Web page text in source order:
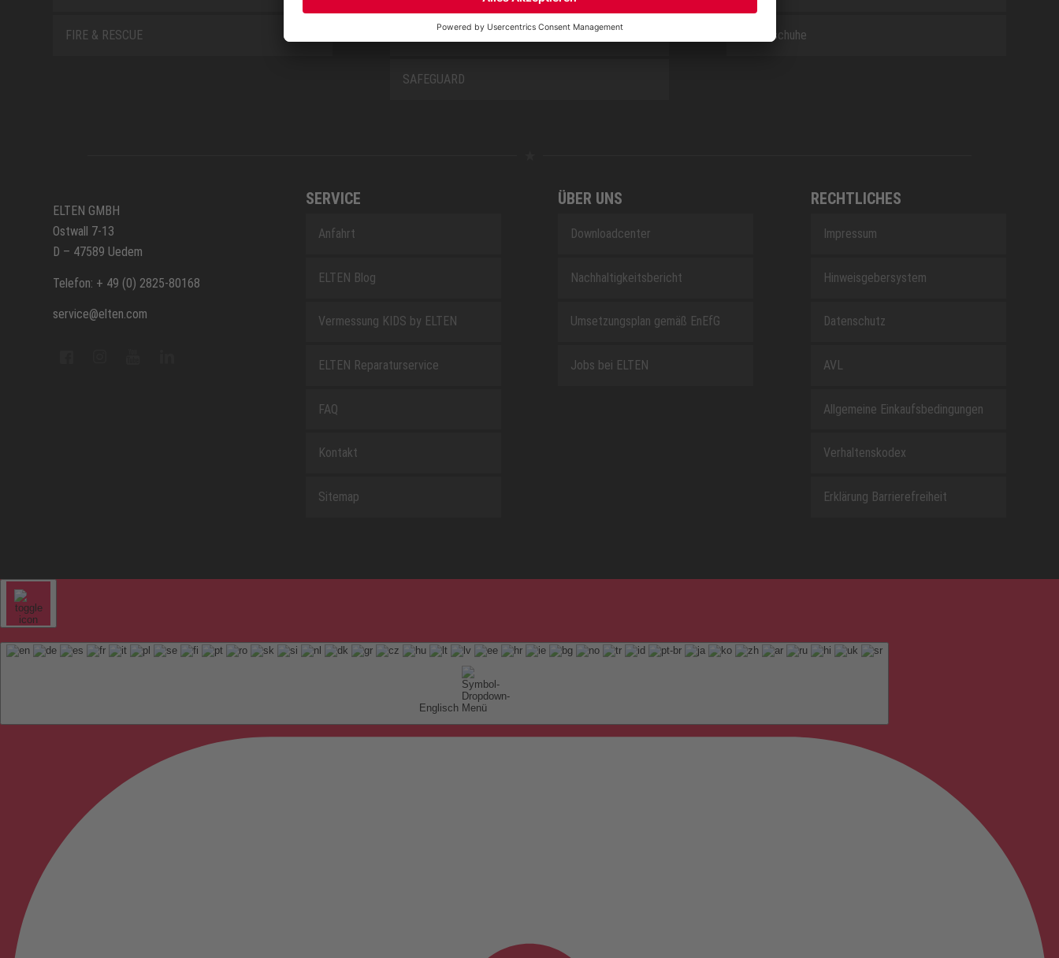
FIRE & RESCUE
SAFEGUARD
Berufsschuhe
ELTEN GMBH
Ostwall 7-13
D – 47589 Uedem
Telefon: + 49 (0) 2825-80168
service@elten.com
SERVICE
Anfahrt
ELTEN Blog
Vermessung KIDS by ELTEN
ELTEN Reparaturservice
FAQ
Kontakt
Sitemap
ÜBER UNS
Downloadcenter
Nachhaltigkeitsbericht
Umsetzungsplan gemäß EnEfG
Jobs bei ELTEN
RECHTLICHES
Impressum
Hinweisgebersystem
Datenschutz
AVL
Allgemeine Einkaufsbedingungen
Verhaltenskodex
Erklärung Barrierefreiheit
Englisch